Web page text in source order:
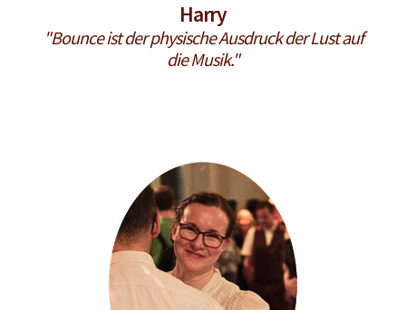
Harry
"Bounce ist der physische Ausdruck der Lust auf
die Musik."